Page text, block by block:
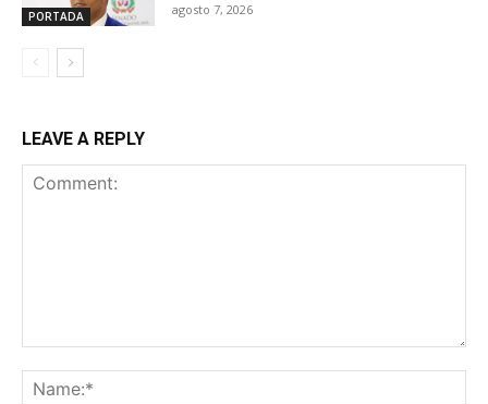
PORTADA agosto 7, 2026
LEAVE A REPLY